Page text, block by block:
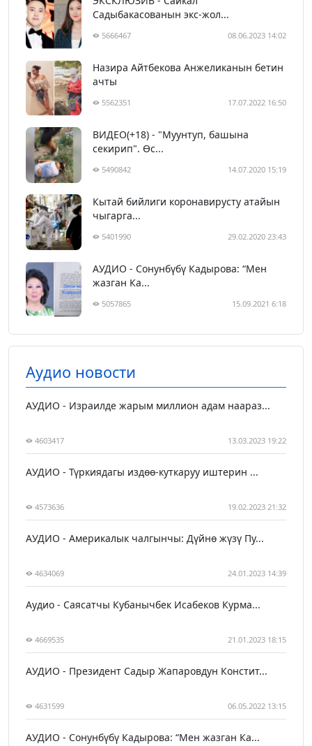
Садыбакасованын экс-жол...
5666467 08.06.2023 14:02
Назира Айтбекова Анжеликанын бетин
ачты
5562351 17.07.2022 16:50
ВИДЕО(+18) - "Муунтуп, башына
секирип". Өс...
5490842 14.07.2020 15:19
Кытай бийлиги коронавирусту атайын
чыгарга...
5401990 29.02.2020 23:43
АУДИО - Сонунбүбү Кадырова: “Мен
жазган Ка...
5057865 15.09.2021 6:18
Аудио новости
АУДИО - Израилде жарым миллион адам наараз...
4603417 13.03.2023 19:22
АУДИО - Түркиядагы издөө-куткаруу иштерин ...
4573636 19.02.2023 21:32
АУДИО - Америкалык чалгынчы: Дүйнө жүзү Пу...
4634069 24.01.2023 14:39
Аудио - Саясатчы Кубанычбек Исабеков Курма...
4669535 21.01.2023 18:15
АУДИО - Президент Садыр Жапаровдун Констит...
4631599 06.05.2022 13:15
АУДИО - Сонунбүбү Кадырова: “Мен жазган Ка...